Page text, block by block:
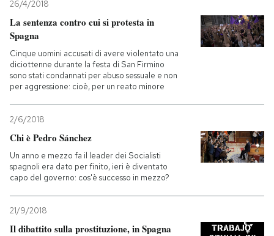
26/4/2018
La sentenza contro cui si protesta in
Spagna
Cinque uomini accusati di avere violentato una
diciottenne durante la festa di San Firmino
sono stati condannati per abuso sessuale e non
per aggressione: cioè, per un reato minore
2/6/2018
Chi è Pedro Sánchez
Un anno e mezzo fa il leader dei Socialisti
spagnoli era dato per finito, ieri è diventato
capo del governo: cos'è successo in mezzo?
21/9/2018
Il dibattito sulla prostituzione, in Spagna